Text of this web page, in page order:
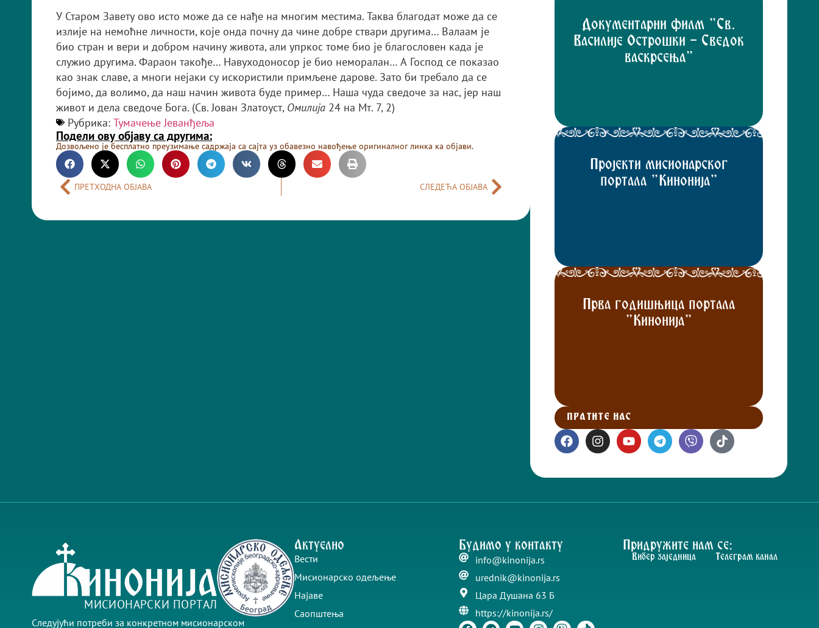
У Старом Завету ово исто може да се нађе на многим местима. Таква благодат може да се
излије на немоћне личности, које онда почну да чине добре ствари другима… Валаам је
био стран и вери и добром начину живота, али упркос томе био је благословен када је
служио другима. Фараон такође… Навуходоносор је био неморалан… А Господ се показао
као знак славе, а многи нејаки су искористили примљене дарове. Зато би требало да се
бојимо, да волимо, да наш начин живота буде пример… Наша чуда сведоче за нас, јер наш
живот и дела сведоче Бога. (Св. Јован Златоуст, Омилија 24 на Мт. 7, 2)
Рубрика: Тумачење Јеванђеља
Подели ову објаву са другима:
Дозвољено је бесплатно преузимање садржаја са сајта уз обавезно навођење оригиналног линка ка објави.
ПРЕТХОДНА ОБЈАВА СЛЕДЕЋА ОБЈАВА
Документарни филм "Св.
Василије Острошки - Сведок
васкрсења"
Пројекти мисионарског
портала "Кинонија"
Прва годишњица портала
"Кинонија"
ПРАТИТЕ НАС
МИСИОНАРСКИ ПОРТАЛ
Следујући потреби за конкретном мисионарском
Актуелно
Вести
Мисионарско одељење
Најаве
Саопштења
Будимо у контакту
info@kinonija.rs
urednik@kinonija.rs
Цара Душана 63 Б
https://kinonija.rs/
Придружите нам се:
Вибер заједница Телеграм канал